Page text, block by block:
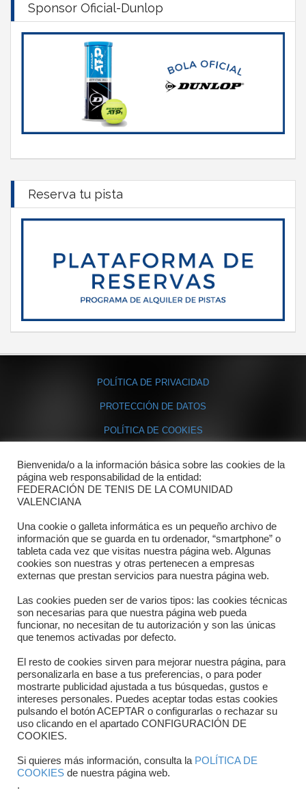
Sponsor Oficial-Dunlop
Reserva tu pista
POLÍTICA DE PRIVACIDAD
PROTECCIÓN DE DATOS
POLÍTICA DE COOKIES
Contacto
Dónde estamos
Directorio departamentos
Horario
Formulario de contacto
Copyright © 2025 FTCV
Bienvenida/o a la información básica sobre las cookies de la
página web responsabilidad de la entidad:
FEDERACIÓN DE TENIS DE LA COMUNIDAD
VALENCIANA
Una cookie o galleta informática es un pequeño archivo de
información que se guarda en tu ordenador, “smartphone” o
tableta cada vez que visitas nuestra página web. Algunas
cookies son nuestras y otras pertenecen a empresas
externas que prestan servicios para nuestra página web.
Las cookies pueden ser de varios tipos: las cookies técnicas
son necesarias para que nuestra página web pueda
funcionar, no necesitan de tu autorización y son las únicas
que tenemos activadas por defecto.
El resto de cookies sirven para mejorar nuestra página, para
personalizarla en base a tus preferencias, o para poder
mostrarte publicidad ajustada a tus búsquedas, gustos e
intereses personales. Puedes aceptar todas estas cookies
pulsando el botón ACEPTAR o configurarlas o rechazar su
uso clicando en el apartado CONFIGURACIÓN DE
COOKIES.
Si quieres más información, consulta la POLÍTICA DE
COOKIES de nuestra página web.
.